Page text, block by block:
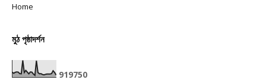
Home
মুঠ পৃষ্ঠাদৰ্শন
919750